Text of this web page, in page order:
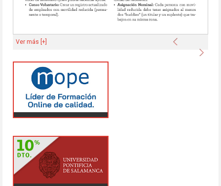
Anterior
Ver más [+]